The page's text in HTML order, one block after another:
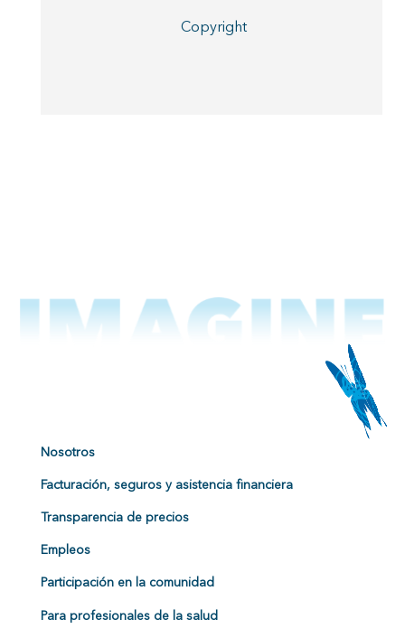
Copyright
Nosotros
Facturación, seguros y asistencia financiera
Transparencia de precios
Empleos
Participación en la comunidad
Para profesionales de la salud